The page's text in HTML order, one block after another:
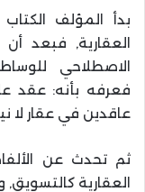
بدأ المؤلف
العقارية, فبعد أن
الاصطلاحي
فعرفه بأنه: عقد
عاقدين في عقار لا
ثم تحدث عن
العقارية كالتسويق,